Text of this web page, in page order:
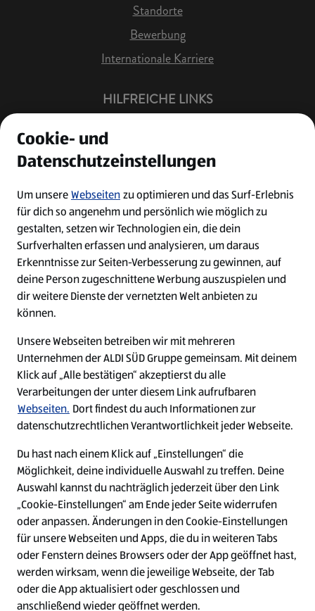
Standorte
Bewerbung
Internationale Karriere
HILFREICHE LINKS
Job Benachrichtigung
Bewerberkonto
Leichte Sprache
Kontakt
W
i
r
d
a
u
f
W
i
r
d
a
u
f
W
i
r
d
a
u
f
W
i
r
d
a
Cookie - Liste
Datenschutz
Cookie- und
Datenschutzeinstellungen
Um unsereWebseitenzu optimieren und das Surf-Erlebnis
für dich so angenehm und persönlich wie möglich zu
gestalten, setzen wir Technologien ein, die dein
Surfverhalten erfassen und analysieren, um daraus
Erkenntnisse zur Seiten-Verbesserung zu gewinnen, auf
deine Person zugeschnittene Werbung auszuspielen und
dir weitere Dienste der vernetzten Welt anbieten zu
können.
Unsere Webseiten betreiben wir mit mehreren
Unternehmen der ALDI SÜD Gruppe gemeinsam. Mit deinem
Klick auf „Alle bestätigen“ akzeptierst du alle
Verarbeitungen der unter diesem Link aufrufbaren
Webseiten. Dort findest du auch Informationen zur
datenschutzrechtlichen Verantwortlichkeit jeder Webseite.
Du hast nach einem Klick auf „Einstellungen“ die
Möglichkeit, deine individuelle Auswahl zu treffen. Deine
Auswahl kannst du nachträglich jederzeit über den Link
„Cookie-Einstellungen“ am Ende jeder Seite widerrufen
oder anpassen. Änderungen in den Cookie-Einstellungen
für unsere Webseiten und Apps, die du in weiteren Tabs
oder Fenstern deines Browsers oder der App geöffnet hast,
werden wirksam, wenn die jeweilige Webseite, der Tab
oder die App aktualisiert oder geschlossen und
anschließend wieder geöffnet werden.